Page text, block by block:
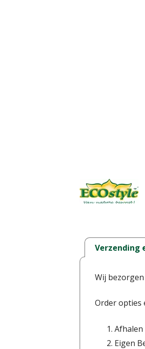
Verzending
Wij
Order opties
Afhalen
Eigen